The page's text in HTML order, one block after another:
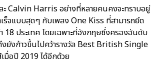
Calvin Harris อย่างที่หลายคนคงจะทราบอยู่
เร็จแบบสุดๆ กับเพลง One Kiss ที่สามารถยึด
18 ประเทศ โดยเฉพาะที่อังกฤษซึ่งครองอันดับ
งยังก้าวขึ้นไปคว้ารางวัล Best British Single
มื่อปี 2019 ได้อีกด้วย